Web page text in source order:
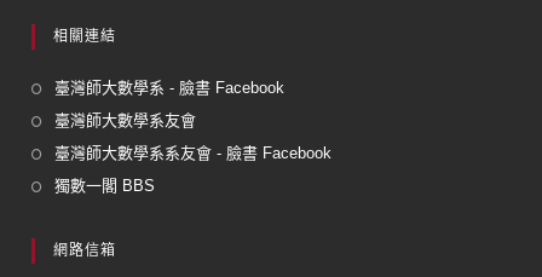
相關連結
臺灣師大數學系 - 臉書 Facebook
臺灣師大數學系友會
臺灣師大數學系系友會 - 臉書 Facebook
獨數一閣 BBS
網路信箱